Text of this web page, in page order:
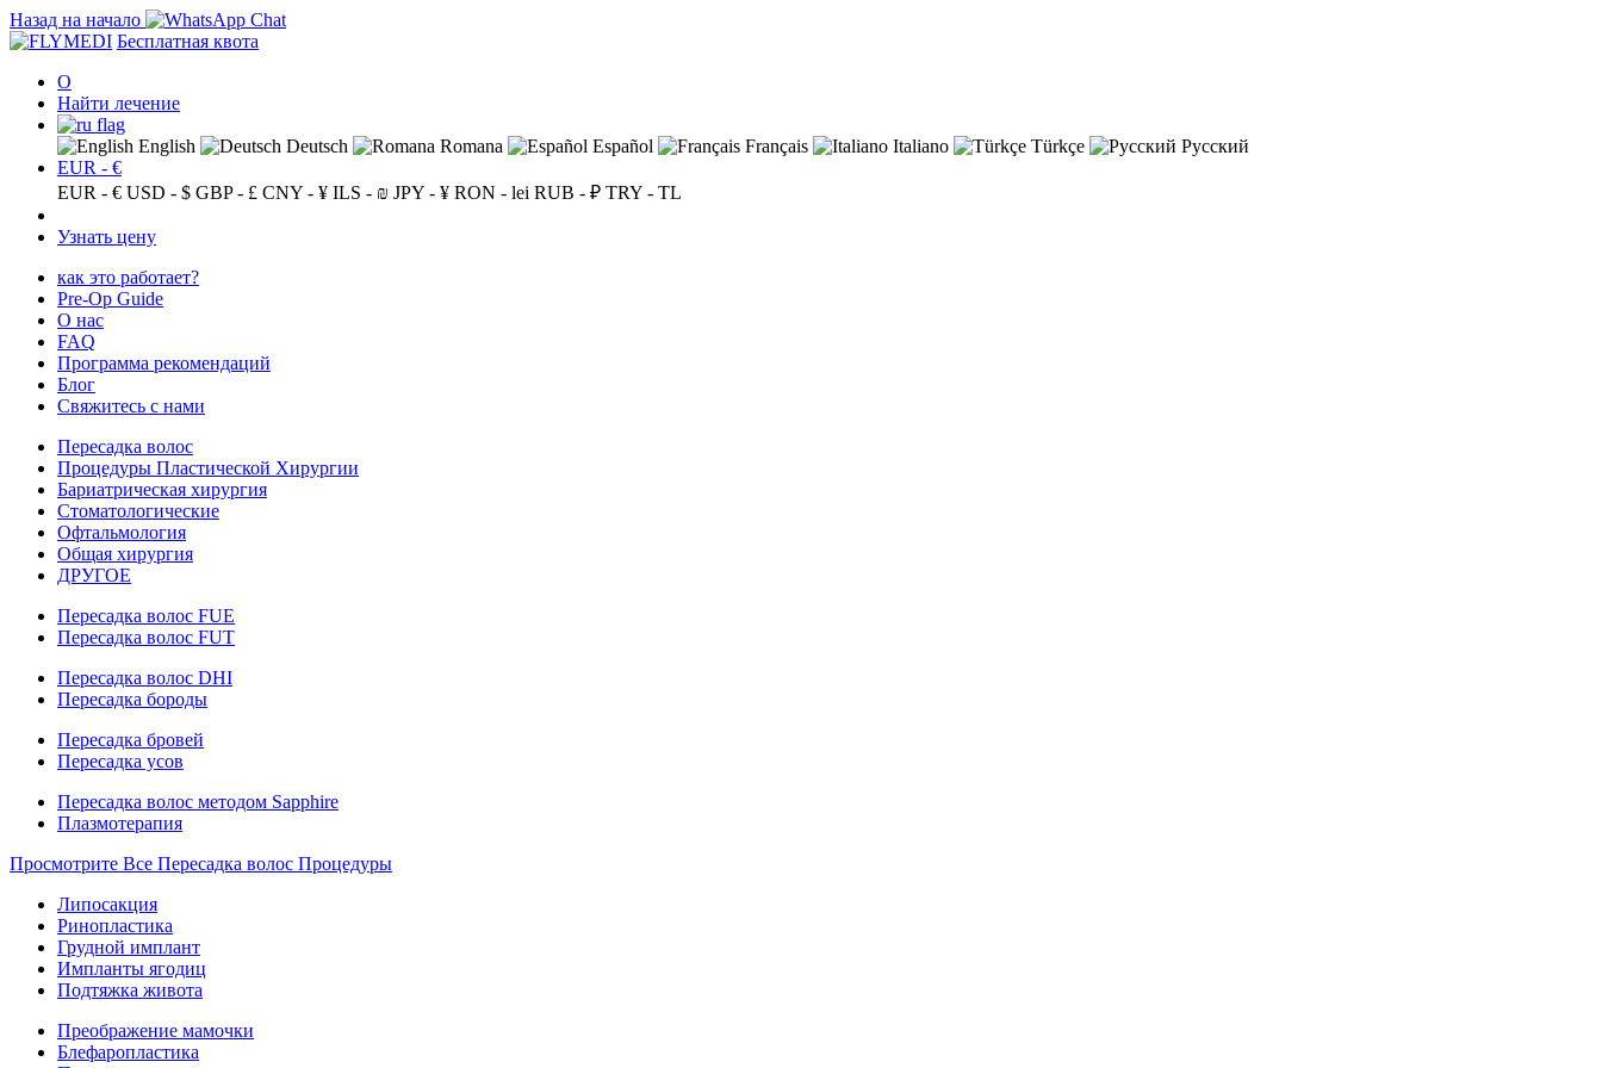
Назад на начало
Бесплатная квота
О
Найти лечение
English Deutsch Romana Español Français Italiano Türkçe
Русский
EUR - €
EUR - € USD - $ GBP - £ CNY - ¥ ILS - ₪ JPY - ¥ RON - lei RUB - ₽ TRY - TL
Узнать цену
как это работает?
Pre-Op Guide
О нас
FAQ
Программа рекомендаций
Блог
Свяжитесь с нами
Пересадка волос
Процедуры Пластической Хирургии
Бариатрическая хирургия
Стоматологические
Офтальмология
Общая хирургия
ДРУГОЕ
Пересадка волос FUE
Пересадка волос FUT
Пересадка волос DHI
Пересадка бороды
Пересадка бровей
Пересадка усов
Пересадка волос методом Sapphire
Плазмотерапия
Просмотрите Все Пересадка волос Процедуры
Липосакция
Ринопластика
Грудной имплант
Импланты ягодиц
Подтяжка живота
Преображение мамочки
Блефаропластика